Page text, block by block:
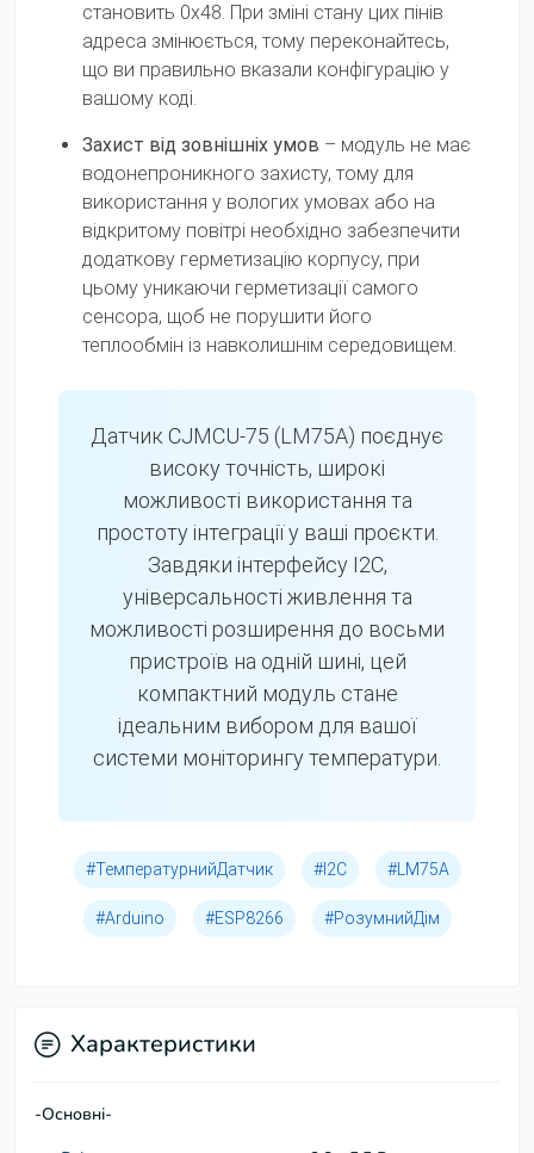
становить 0x48. При зміні стану цих пінів
адреса змінюється, тому переконайтесь,
що ви правильно вказали конфігурацію у
вашому коді.
Захист від зовнішніх умов – модуль не має
водонепроникного захисту, тому для
використання у вологих умовах або на
відкритому повітрі необхідно забезпечити
додаткову герметизацію корпусу, при
цьому уникаючи герметизації самого
сенсора, щоб не порушити його
теплообмін із навколишнім середовищем.
Датчик CJMCU-75 (LM75A) поєднує
високу точність, широкі
можливості використання та
простоту інтеграції у ваші проєкти.
Завдяки інтерфейсу I2C,
універсальності живлення та
можливості розширення до восьми
пристроїв на одній шині, цей
компактний модуль стане
ідеальним вибором для вашої
системи моніторингу температури.
#ТемпературнийДатчик #I2C #LM75A
#Arduino #ESP8266 #РозумнийДім
Характеристики
-Основні-